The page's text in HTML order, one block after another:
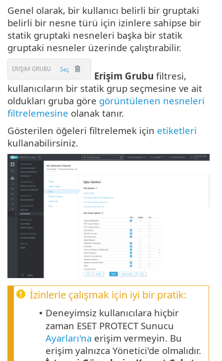
Genel olarak, bir kullanıcı belirli bir gruptaki
belirli bir nesne türü için izinlere sahipse bir
statik gruptaki nesneleri başka bir statik
gruptaki nesneler üzerinde çalıştırabilir.
Erişim Grubu filtresi,
kullanıcıların bir statik grup seçmesine ve ait
oldukları gruba göre görüntülenen nesneleri
filtrelemesine olanak tanır.
Gösterilen öğeleri filtrelemek için etiketleri
kullanabilirsiniz.
İzinlerle çalışmak için iyi bir pratik:
• Deneyimsiz kullanıcılara hiçbir
zaman ESET PROTECT Sunucu
Ayarları'na erişim vermeyin. Bu
erişim yalnızca Yönetici'de olmalıdır.